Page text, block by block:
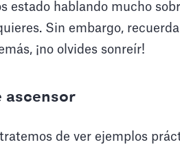
estado hablando mucho
Sin embargo,
¡no olvides sonreír!
ascensor
de ver ejemplos